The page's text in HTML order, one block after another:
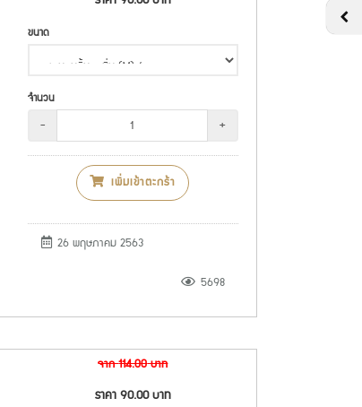
ขนาด
จำนวน
- +
เพิ่มเข้าตะกร้า
26 พฤษภาคม 2563
5698
จาก114.00บาท
ราคา90.00บาท